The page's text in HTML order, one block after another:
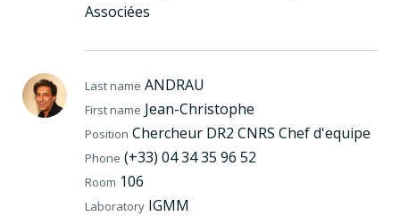
Associées
Last name ANDRAU
First name Jean-Christophe
Position Chercheur DR2 CNRS Chef d'equipe
Phone (+33) 04 34 35 96 52
Room 106
Laboratory IGMM